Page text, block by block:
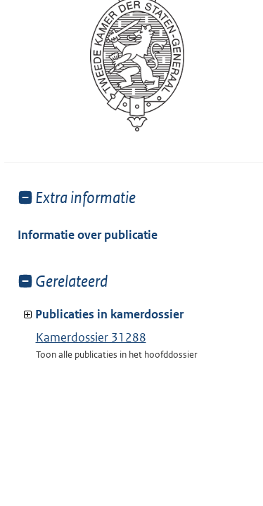
Toon
van:
Extra informatie
Informatie over publicatie
Toon
van:
Gerelateerd
Publicaties in kamerdossier
Kamerdossier 31288
Toon alle publicaties in het hoofddossier